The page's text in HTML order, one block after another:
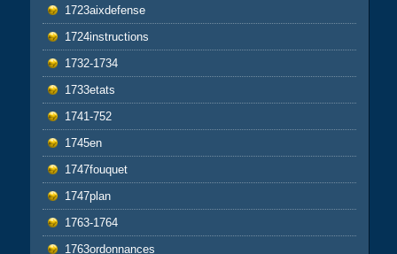
1723aixdefense
1724instructions
1732-1734
1733etats
1741-752
1745en
1747fouquet
1747plan
1763-1764
1763ordonnances